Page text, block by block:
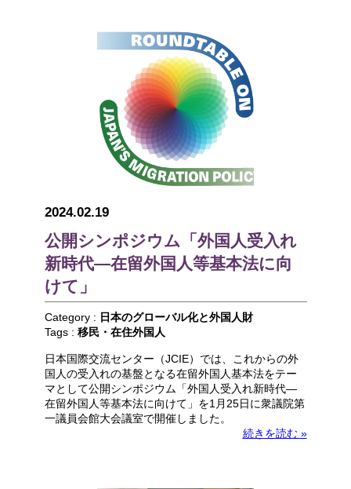
2024.02.19
公開シンポジウム「外国人受入れ
新時代―在留外国人等基本法に向
けて」
Category : 日本のグローバル化と外国人財
Tags : 移民・在住外国人
日本国際交流センター（JCIE）では、これからの外
国人の受入れの基盤となる在留外国人基本法をテー
マとして公開シンポジウム「外国人受入れ新時代―
在留外国人等基本法に向けて」を1月25日に衆議院第
一議員会館大会議室で開催しました。
続きを読む »